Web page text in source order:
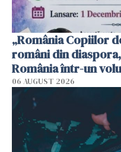
„România Copiilor
români din
România într-un
06 AUGUST 2026